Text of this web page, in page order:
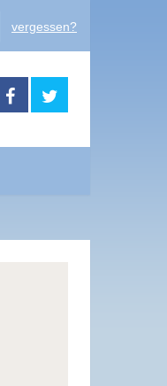
vergessen?